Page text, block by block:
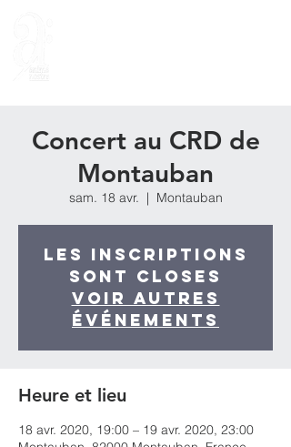
Concert au CRD de
Montauban
sam. 18 avr.
  |
Montauban
Les inscriptions
sont closes
Voir autres
événements
Heure et lieu
18 avr. 2020, 19:00 – 19 avr. 2020, 23:00